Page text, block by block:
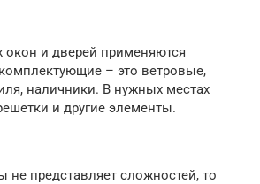
окон и дверей применяются
– это ветровые,
наличники. В нужных местах
и другие элементы.
не представляет сложностей, то